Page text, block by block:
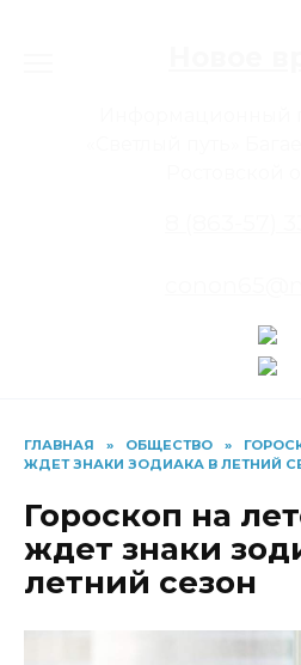
ГЛАВНАЯ » ОБЩЕСТВО »
ЖДЕТ ЗНАКИ ЗОДИАКА В ЛЕТНИЙ
Гороскоп на
ждет знаки
летний сезон